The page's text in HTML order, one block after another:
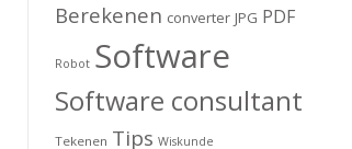
Berekenen converter JPG PDF
Robot Software
Software consultant
Tekenen Tips Wiskunde